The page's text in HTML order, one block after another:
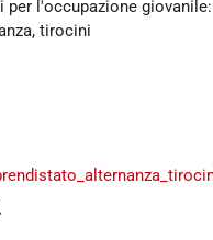
per l'occupazione giovanile:
tirocini